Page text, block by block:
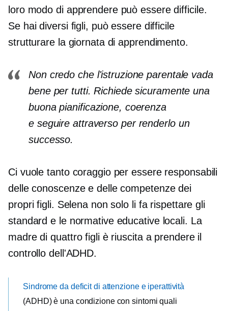
loro modo di apprendere può essere difficile.
Se hai diversi figli, può essere difficile
strutturare la giornata di apprendimento.
Non credo che l'istruzione parentale vada
bene per tutti. Richiede sicuramente una
buona pianificazione, coerenza
e seguire attraverso per renderlo un
successo.
Ci vuole tanto coraggio per essere responsabili
delle conoscenze e delle competenze dei
propri figli. Selena non solo li fa rispettare gli
standard e le normative educative locali. La
madre di quattro figli è riuscita a prendere il
controllo dell'ADHD.
Sindrome da deficit di attenzione e iperattività
(ADHD) è una condizione con sintomi quali